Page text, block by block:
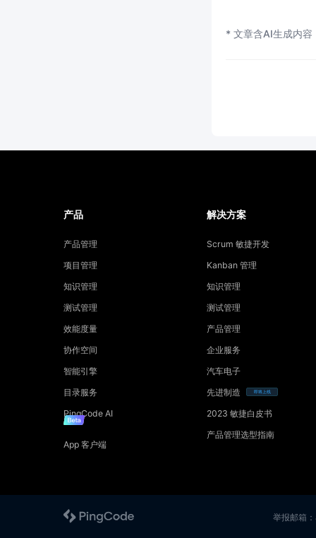
* 文章含AI生成内容
产品
产品管理
项目管理
知识管理
测试管理
效能度量
协作空间
智能引擎
目录服务
PingCode AI
App 客户端
解决方案
Scrum 敏捷开发
Kanban 管理
知识管理
测试管理
产品管理
企业服务
汽车电子
先进制造
即将上线
2023 敏捷白皮书
产品管理选型指南
举报邮箱